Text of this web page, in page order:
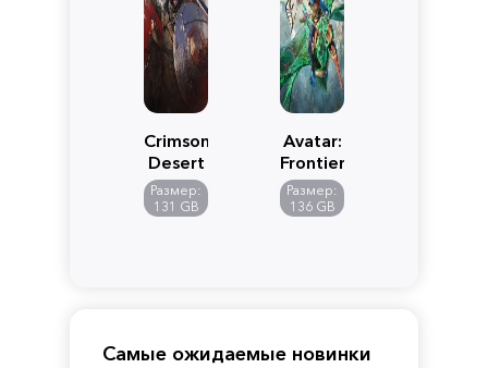
Crimson
Desert
Размер:
131 GB
Avatar:
Frontiers
of
Pandora
Размер:
136 GB
Самые ожидаемые новинки